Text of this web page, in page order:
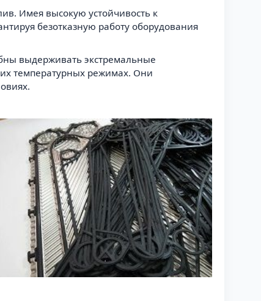
Имея высокую устойчивость к
безотказную работу оборудования
выдерживать экстремальные
температурных режимах. Они